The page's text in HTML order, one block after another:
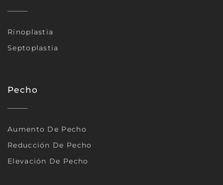
Rinoplastia
Septoplastia
Pecho
Aumento De Pecho
Reducción De Pecho
Elevación De Pecho